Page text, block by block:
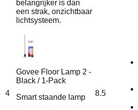
belangrijker is dan
een strak, onzichtbaar
lichtsysteem.
4
Govee Floor Lamp 2 -
Black / 1-Pack
Smart staande lamp
8.5